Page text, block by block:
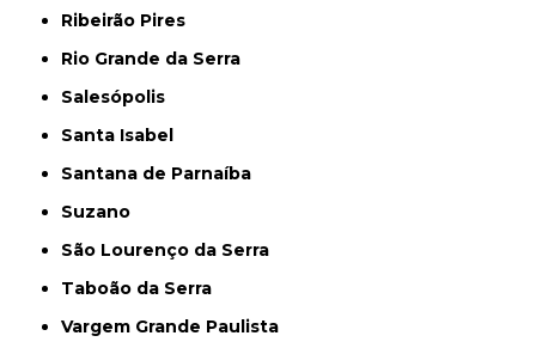
Ribeirão Pires
Rio Grande da Serra
Salesópolis
Santa Isabel
Santana de Parnaíba
Suzano
São Lourenço da Serra
Taboão da Serra
Vargem Grande Paulista